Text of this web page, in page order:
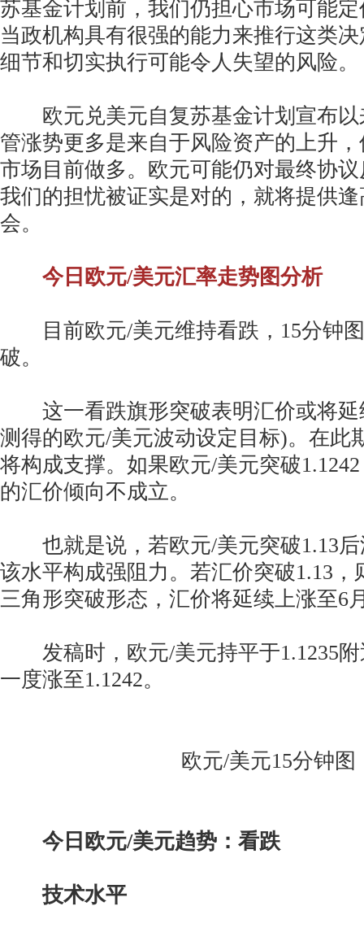
苏基金计划前，我们仍担心市场可能
当政机构具有很强的能力来推行这类
细节和切实执行可能令人失望的风险。
欧元兑美元自复苏基金计划宣布以
管涨势更多是来自于风险资产的上升
市场目前做多。欧元可能仍对最终协
我们的担忧被证实是对的，就将提供
会。
今日欧元/美元汇率走势图分析
目前欧元/美元维持看跌，15分钟图
破。
这一看跌旗形突破表明汇价或将延
测得的欧元/美元波动设定目标)。在此
将构成支撑。如果欧元/美元突破
的汇价倾向不成立。
也就是说，若欧元/美元突破1.13后
该水平构成强阻力。若汇价突破1.13，
三角形突破形态，汇价将延续上涨至6
发稿时，欧元/美元持平于1.1235附
一度涨至1.1242。
欧元/美元15分钟图
今日欧元/美元趋势：看跌
技术水平